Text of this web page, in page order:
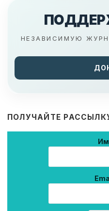
НЕЗАВИСИМУЮ
ПОЛУЧАЙТЕ